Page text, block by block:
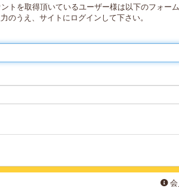
トを取得頂いているユーザー様は以下のフォー
のうえ、サイトにログインして下さい。
会